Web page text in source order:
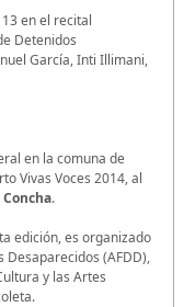
en el recital
Detenidos
García, Inti Illimani,
en la comuna de
Vivas Voces 2014, al
.
edición, es organizado
(AFDD),
y las Artes